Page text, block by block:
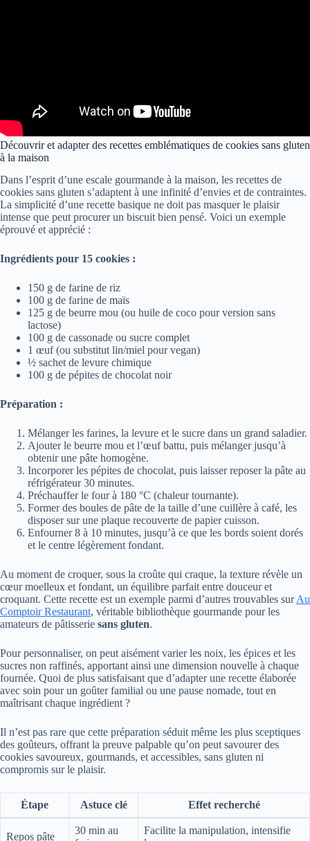
Découvrir et adapter des recettes emblématiques de cookies sans gluten
à la maison
Dans l’esprit d’une escale gourmande à la maison, les recettes de
cookies sans gluten s’adaptent à une infinité d’envies et de contraintes.
La simplicité d’une recette basique ne doit pas masquer le plaisir
intense que peut procurer un biscuit bien pensé. Voici un exemple
éprouvé et apprécié :
Ingrédients pour 15 cookies :
150 g de farine de riz
100 g de farine de maïs
125 g de beurre mou (ou huile de coco pour version sans
lactose)
100 g de cassonade ou sucre complet
1 œuf (ou substitut lin/miel pour vegan)
½ sachet de levure chimique
100 g de pépites de chocolat noir
Préparation :
Mélanger les farines, la levure et le sucre dans un grand saladier.
Ajouter le beurre mou et l’œuf battu, puis mélanger jusqu’à
obtenir une pâte homogène.
Incorporer les pépites de chocolat, puis laisser reposer la pâte au
réfrigérateur 30 minutes.
Préchauffer le four à 180 °C (chaleur tournante).
Former des boules de pâte de la taille d’une cuillère à café, les
disposer sur une plaque recouverte de papier cuisson.
Enfourner 8 à 10 minutes, jusqu’à ce que les bords soient dorés
et le centre légèrement fondant.
Au moment de croquer, sous la croûte qui craque, la texture révèle un
cœur moelleux et fondant, un équilibre parfait entre douceur et
croquant. Cette recette est un exemple parmi d’autres trouvables surAu
Comptoir Restaurant, véritable bibliothèque gourmande pour les
amateurs de pâtisserie sans gluten.
Pour personnaliser, on peut aisément varier les noix, les épices et les
sucres non raffinés, apportant ainsi une dimension nouvelle à chaque
fournée. Quoi de plus satisfaisant que d’adapter une recette élaborée
avec soin pour un goûter familial ou une pause nomade, tout en
maîtrisant chaque ingrédient ?
Il n’est pas rare que cette préparation séduit même les plus sceptiques
des goûteurs, offrant la preuve palpable qu’on peut savourer des
cookies savoureux, gourmands, et accessibles, sans gluten ni
compromis sur le plaisir.
Étape Astuce clé Effet recherché
Repos pâte
30 min au
Facilite la manipulation, intensifie